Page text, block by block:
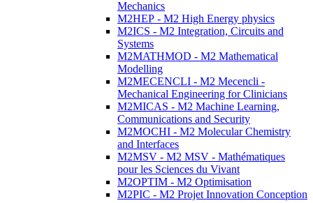
Mechanics
M2HEP - M2 High Energy physics
M2ICS - M2 Integration, Circuits and
Systems
M2MATHMOD - M2 Mathematical
Modelling
M2MECENCLI - M2 Mecencli -
Mechanical Engineering for Clinicians
M2MICAS - M2 Machine Learning,
Communications and Security
M2MOCHI - M2 Molecular Chemistry
and Interfaces
M2MSV - M2 MSV - Mathématiques
pour les Sciences du Vivant
M2OPTIM - M2 Optimisation
M2PIC - M2 Projet Innovation Conception